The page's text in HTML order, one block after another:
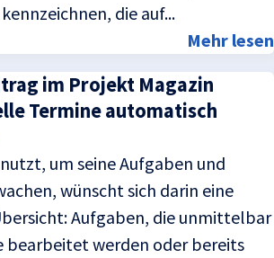
die auf...
Mehr lesen
im Projekt Magazin
Termine automatisch
um seine Aufgaben und
wünscht sich darin eine
Aufgaben, die unmittelbar
bearbeitet werden oder bereits